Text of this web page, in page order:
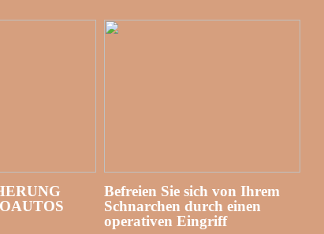
Befreien Sie sich von Ihrem
Schnarchen durch einen
operativen Eingriff